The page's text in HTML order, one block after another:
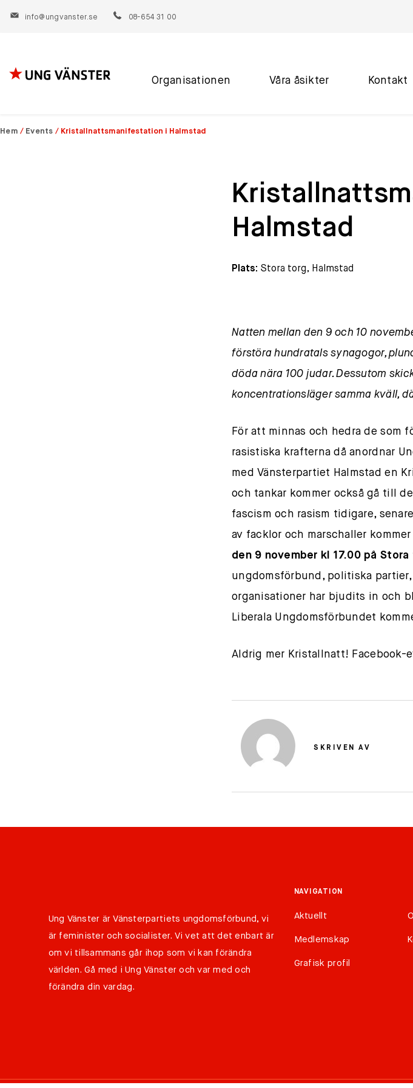
info@ungvanster.se 08-654 31 00
Hoppa
Organisationen Våra åsikter Kontakt
Hem / Events / Kristallnattsmanifestation i Halmstad
Halmstad
Plats: Stora torg, Halmstad
Natten mellan den 9 och 10
förstöra hundratals synagogor,
döda nära 100 judar. Dessutom
koncentrationsläger samma kväll,
För att minnas och hedra de som
rasistiska krafterna då anordnar
med Vänsterpartiet Halmstad en
och tankar kommer också gå till
fascism och rasism tidigare,
av facklor och marschaller
den 9 november kl 17.00 på
ungdomsförbund, politiska
organisationer har bjudits in och
Liberala Ungdomsförbundet
Aldrig mer Kristallnatt! Facebook-
SKRIVEN AV
Ung Vänster är Vänsterpartiets ungdomsförbund, vi
är feminister och socialister. Vi vet att det enbart är
om vi tillsammans går ihop som vi kan förändra
världen. Gå med i Ung Vänster och var med och
förändra din vardag.
NAVIGATION
Aktuellt
Medlemskap
Grafisk profil